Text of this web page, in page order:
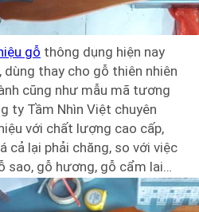
gỗ thông dụng hiện nay
dùng thay cho gỗ thiên nhiên
cũng như mẫu mã tương
ty Tầm Nhìn Việt chuyên
với chất lượng cao cấp,
cả lại phải chăng, so với việc
sao, gỗ hương, gỗ cẩm lai…